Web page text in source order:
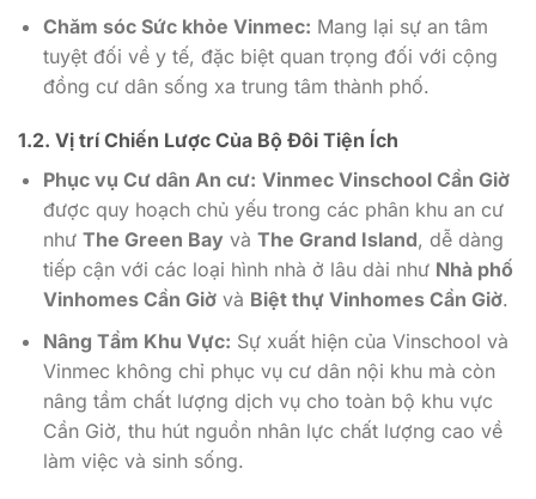
Chăm sóc Sức khỏe Vinmec: Mang lại sự an tâm
tuyệt đối về y tế, đặc biệt quan trọng đối với cộng
đồng cư dân sống xa trung tâm thành phố.
1.2. Vị trí Chiến Lược Của Bộ Đôi Tiện Ích
Phục vụ Cư dân An cư: Vinmec Vinschool Cần Giờ
được quy hoạch chủ yếu trong các phân khu an cư
như The Green Bayvà The Grand Island, dễ dàng
tiếp cận với các loại hình nhà ở lâu dài như Nhà phố
Vinhomes Cần Giờvà Biệt thự Vinhomes Cần Giờ.
Nâng Tầm Khu Vực: Sự xuất hiện của Vinschool và
Vinmec không chỉ phục vụ cư dân nội khu mà còn
nâng tầm chất lượng dịch vụ cho toàn bộ khu vực
Cần Giờ, thu hút nguồn nhân lực chất lượng cao về
làm việc và sinh sống.